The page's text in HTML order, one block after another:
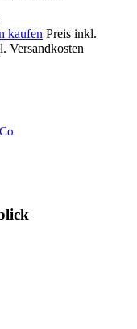
kaufen Preis inkl.
Versandkosten